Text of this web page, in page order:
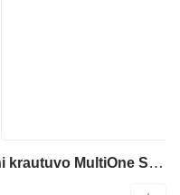
Variklis Kubota D902 Tinka mini krautuvo MultiOne S525